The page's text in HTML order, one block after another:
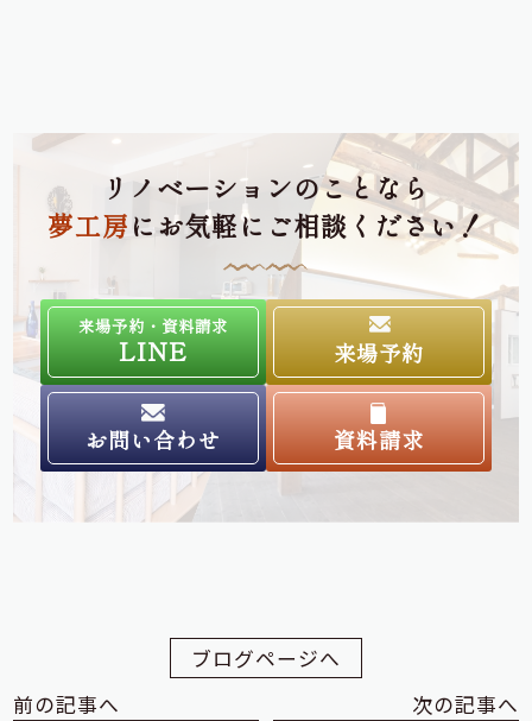
リノベーションのことなら
夢工房にお気軽にご相談ください！
来場予約・資料請求
LINE 来場予約
お問い合わせ 資料請求
ブログページへ
前の記事へ
次の記事へ